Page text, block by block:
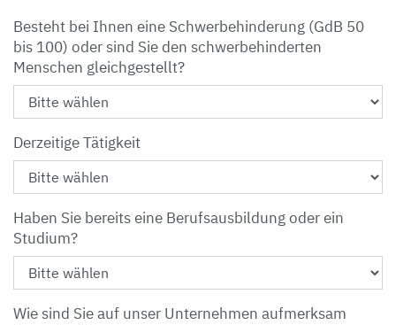
Besteht bei Ihnen eine Schwerbehinderung (GdB 50
bis 100) oder sind Sie den schwerbehinderten
Menschen gleichgestellt?
Derzeitige Tätigkeit
Haben Sie bereits eine Berufsausbildung oder ein
Studium?
Wie sind Sie auf unser Unternehmen aufmerksam